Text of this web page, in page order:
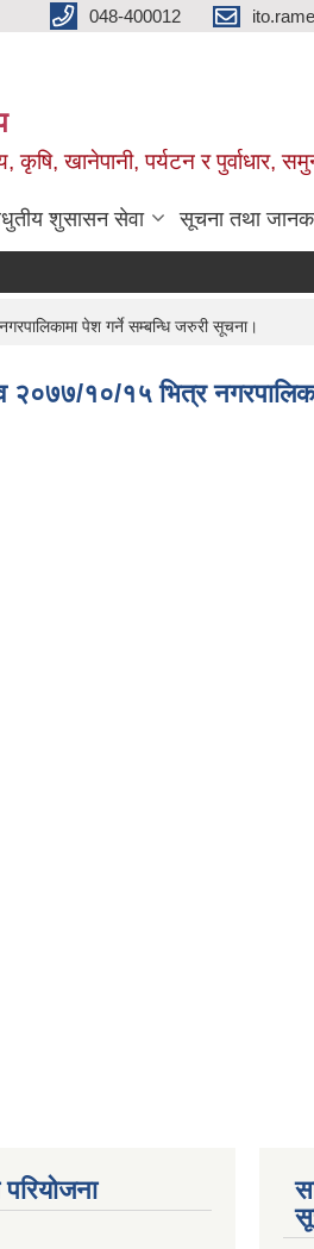
048-400012
कृषि, खानेपानी, पर्यटन र पुर्वाधार,
शुसासन सेवा सूचना तथा
पेश गर्ने सम्बन्धि जरुरी सूचना।
२०७७/१०/१५ भित्र